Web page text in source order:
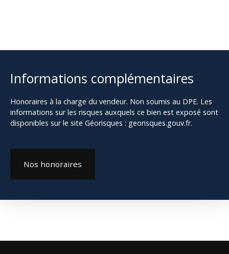
Informations complémentaires
Honoraires à la charge du vendeur. Non soumis au DPE. Les
informations sur les risques auxquels ce bien est exposé sont
disponibles sur le site Géorisques : georisques.gouv.fr.
Nos honoraires